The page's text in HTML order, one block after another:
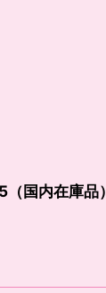
国内在庫品）